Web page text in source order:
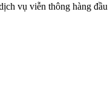
vụ viễn thông hàng